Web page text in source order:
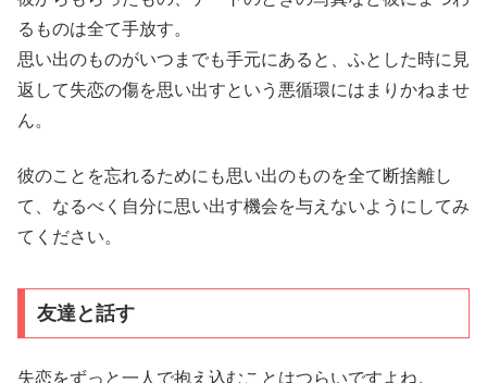
るものは全て手放す。
思い出のものがいつまでも手元にあると、ふとした時に見
返して失恋の傷を思い出すという悪循環にはまりかねませ
ん。
彼のことを忘れるためにも思い出のものを全て断捨離し
て、なるべく自分に思い出す機会を与えないようにしてみ
てください。
友達と話す
失恋をずっと一人で抱え込むことはつらいですよね。